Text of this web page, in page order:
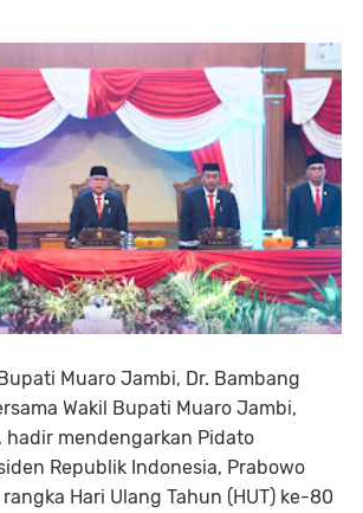
Muaro Jambi, Dr. Bambang
Wakil Bupati Muaro Jambi,
hadir mendengarkan Pidato
Republik Indonesia, Prabowo
Hari Ulang Tahun (HUT) ke-80